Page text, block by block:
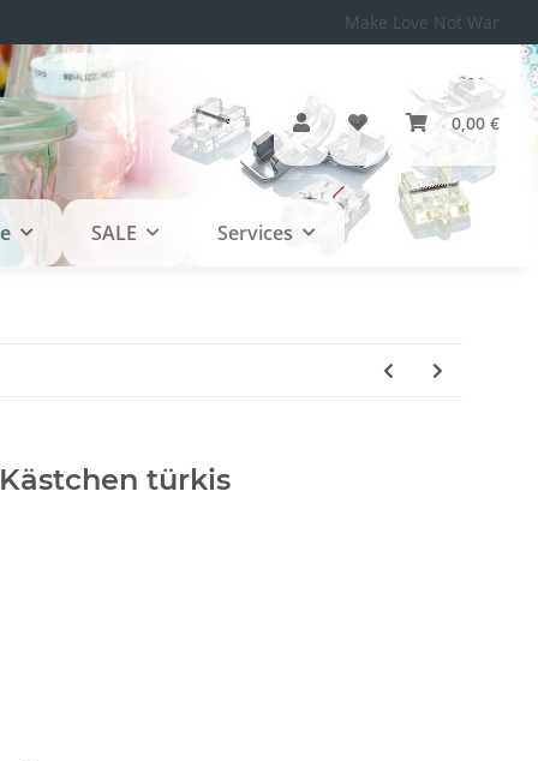
Make Love Not War
0,00 €
SALE Services
türkis